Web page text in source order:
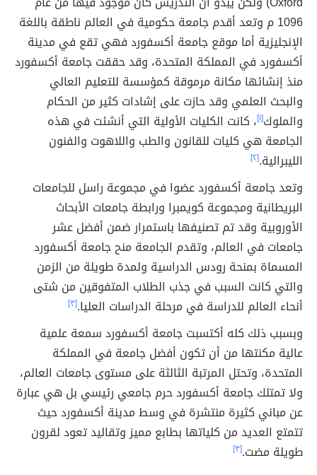
1096 م وتعد أقدم جامعة حكومية في العالم ناطقة باللغة
الإنجليزية أما موقع جامعة أكسفورد فهي تقع في مدينة
أكسفورد في المملكة المتحدة، وقد حققت جامعة أكسفورد
منذ إنشائها مكانة مرموقة كمؤسسة للتعليم العالي
والبحث العلمي وقد حازت على إشادات كثير من الحكام
والملوك[١] ، كانت الكليات الأولية التي أنشئت في هذه
الجامعة هي كليات للقانون والطب واللاهوت والفنون
الليبرالية.[٢]
وتعد جامعة أكسفورد عضوا في مجموعة راسل للجامعات
البريطانية ومجموعة كويمبرا ورابطة جامعات الأبحاث
الأوروبية وقد تم تصنيفها باستمرار ضمن أفضل عشر
جامعات في العالم، وتقدم الجامعة منح جامعة أكسفورد
المسماة بمنحة رودس الدراسية ولمدة طويلة من الزمن
والتي كانت السبب في جذب الطلاب المتفوقين من شتى
أنحاء العالم للدراسة في مرحلة الدراسات العليا.[٣]
وبسبب ذلك كله أكتسبت جامعة أكسفورد سمعة علمية
عالية مكنتها من أن تكون أفضل جامعة في المملكة
المتحدة، وتحتل المرتبة الثالثة على مستوى جامعات العالم،
ولا تمتلك جامعة أكسفورد حرم جامعي رئيسي بل هي عبارة
عن مباني كثيرة منتشرة في وسط مدينة أكسفورد حيث
تتمتع العديد من كلياتها بطابع مميز وتقاليد تعود لقرون
طويلة مضت.[٣]